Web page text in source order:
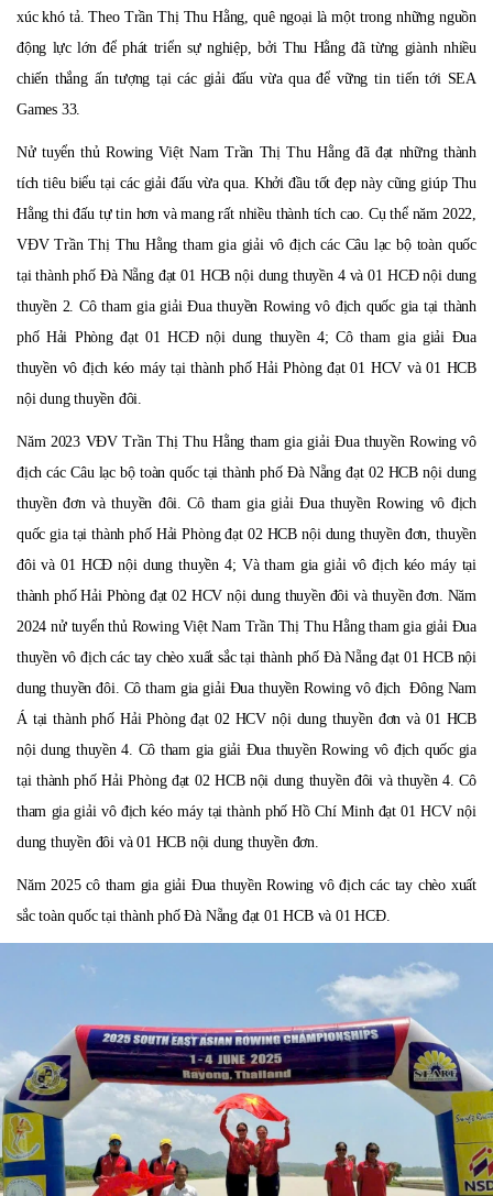
xúc khó tả. Theo Trần Thị Thu Hằng, quê ngoại là một trong những nguồn
động lực lớn để phát triển sự nghiệp, bởi Thu Hằng đã từng giành nhiều
chiến thắng ấn tượng tại các giải đấu vừa qua để vững tin tiến tới SEA
Games 33.
Nử tuyểnthủRowing Việt Nam Trần Thị Thu Hằng đã đạt những thành
tích tiêu biểu tại các giải đấu vừa qua. Khởi đầu tốt đẹp này cũng giúp Thu
Hằng thi đấu tự tin hơn và mang rất nhiều thành tích cao. Cụ thể năm 2022,
VĐVTrần Thị Thu Hằng tham gia giải vô địch các Câu lạc bộ toàn quốc
tại thành phố Đà Nẵng đạt 01 HCB nội dung thuyền 4 và 01 HCĐ nội dung
thuyền 2. Côtham gia giải Đua thuyền Rowing vô địch quốc gia tại thành
phố Hải Phòng đạt 01 HCĐ nội dung thuyền 4;Cô tham gia giải Đua
thuyền vô địch kéo máy tại thành phố Hải Phòng đạt 01 HCV và 01 HCB
nội dung thuyền đôi.
Năm 2023 VĐV Trần Thị Thu Hằng tham gia giải Đua thuyền Rowing vô
địch các Câu lạc bộ toàn quốc tại thành phố Đà Nẵng đạt 02 HCB nội dung
thuyền đơn và thuyền đôi. Cô tham gia giải Đua thuyền Rowing vô địch
quốc gia tại thành phố Hải Phòng đạt 02 HCB nội dung thuyền đơn, thuyền
đôi và 01 HCĐ nội dung thuyền 4; Và tham gia giải vô địch kéo máy tại
thành phố Hải Phòng đạt 02 HCV nội dung thuyền đôi và thuyền đơn. Năm
2024nử tuyển thủ Rowing Việt Nam Trần Thị Thu Hằng tham gia giải Đua
thuyền vô địch các tay chèo xuất sắc tại thành phố Đà Nẵng đạt 01 HCB nội
dung thuyền đôi. Côtham gia giải Đua thuyền Rowing vô địch Đông Nam
Á tại thành phố Hải Phòng đạt 02 HCV nội dung thuyền đơn và 01 HCB
nội dung thuyền 4. Cô tham gia giải Đua thuyền Rowing vô địch quốc gia
tại thành phố Hải Phòng đạt 02 HCB nội dung thuyền đôi và thuyền 4. Cô
tham gia giải vô địch kéo máy tại thành phố Hồ Chí Minh đạt 01 HCV nội
dung thuyền đôi và 01 HCB nội dung thuyền đơn.
Năm 2025 cô tham gia giải Đua thuyền Rowing vô địch các tay chèo xuất
sắc toàn quốc tại thành phố Đà Nẵng đạt 01 HCB và 01 HCĐ.